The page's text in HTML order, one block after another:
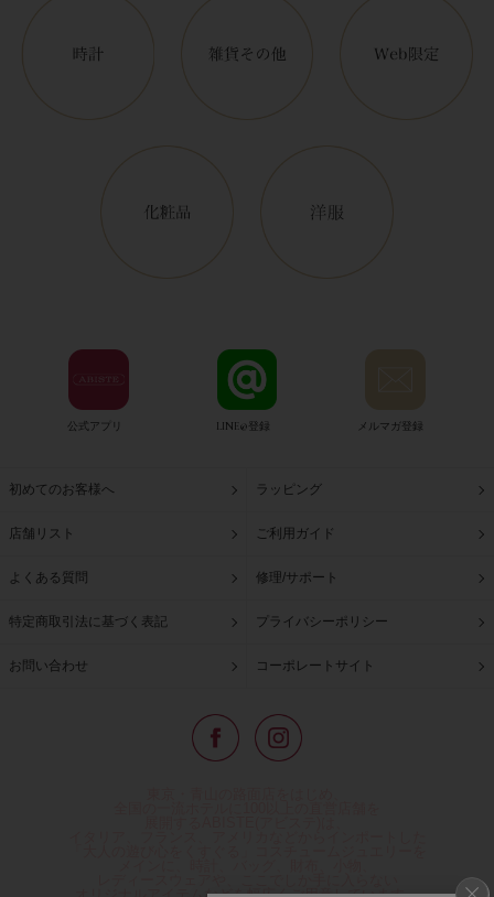
公式アプリ LINE@登録 メルマガ登録
初めてのお客様へ ラッピング
店舗リスト ご利用ガイド
よくある質問 修理/サポート
特定商取引法に基づく表記 プライバシーポリシー
お問い合わせ コーポレートサイト